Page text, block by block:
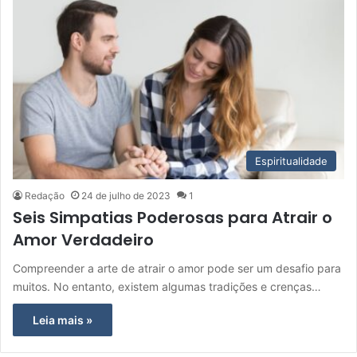
Espiritualidade
Redação 24 de julho de 2023 1
Seis Simpatias Poderosas para Atrair o
Amor Verdadeiro
Compreender a arte de atrair o amor pode ser um desafio para
muitos. No entanto, existem algumas tradições e crenças…
Leia mais »